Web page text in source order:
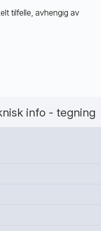
tilfelle, avhengig av
info - tegning